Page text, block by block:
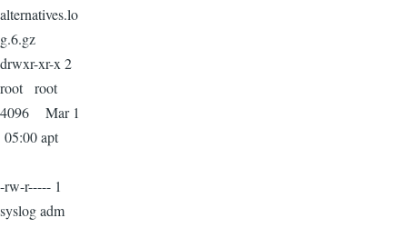
alternatives.lo
g.6.gz
drwxr-xr-x 2
root root
4096 Mar 1
05:00 apt
-rw-r----- 1
syslog adm